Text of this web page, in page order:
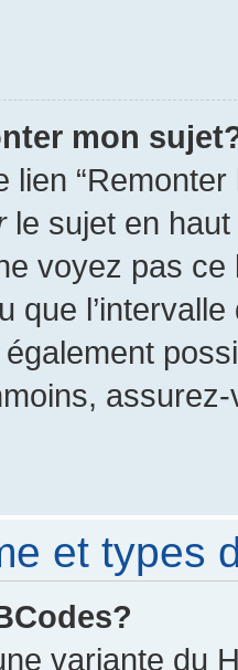
mon
lien
le sujet en haut
voyez pas
que
et types
variante du